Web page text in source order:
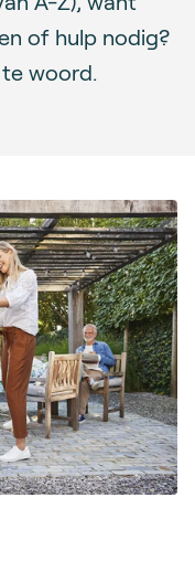
of hulp nodig?
woord.